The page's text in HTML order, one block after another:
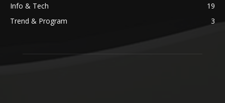
Info & Tech
19
Trend & Program
3